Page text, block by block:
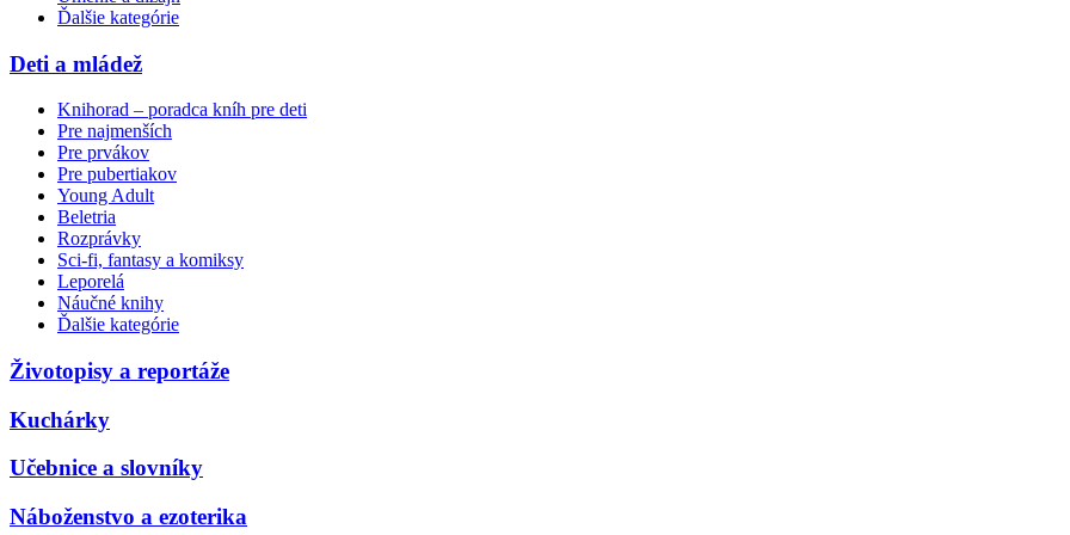
Ďalšie kategórie
Deti a mládež
Knihorad – poradca kníh pre deti
Pre najmenších
Pre prvákov
Pre pubertiakov
Young Adult
Beletria
Rozprávky
Sci-fi, fantasy a komiksy
Leporelá
Náučné knihy
Ďalšie kategórie
Životopisy a reportáže
Kuchárky
Učebnice a slovníky
Náboženstvo a ezoterika